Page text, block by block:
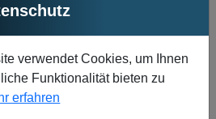
diversifizierten Portfolios ist ein
Dies hilft nicht nur
sondern gewährleistet auch
Einkommensstrom.
Investitionen auf verschiedene
verwendet Cookies, um Ihnen
Funktionalität bieten zu
erfahren